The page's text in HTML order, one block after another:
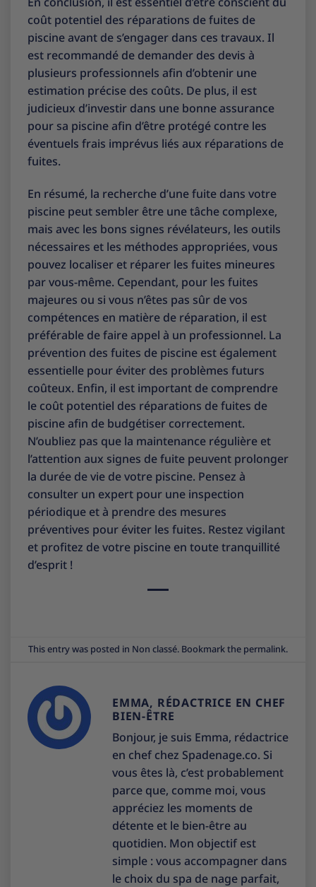
coût potentiel des réparations de fuites de
piscine avant de s’engager dans ces travaux. Il
est recommandé de demander des devis à
plusieurs professionnels afin d’obtenir une
estimation précise des coûts. De plus, il est
judicieux d’investir dans une bonne assurance
pour sa piscine afin d’être protégé contre les
éventuels frais imprévus liés aux réparations de
fuites.
En résumé, la recherche d’une fuite dans votre
piscine peut sembler être une tâche complexe,
mais avec les bons signes révélateurs, les outils
nécessaires et les méthodes appropriées, vous
pouvez localiser et réparer les fuites mineures
par vous-même. Cependant, pour les fuites
majeures ou si vous n’êtes pas sûr de vos
compétences en matière de réparation, il est
préférable de faire appel à un professionnel. La
prévention des fuites de piscine est également
essentielle pour éviter des problèmes futurs
coûteux. Enfin, il est important de comprendre
le coût potentiel des réparations de fuites de
piscine afin de budgétiser correctement.
N’oubliez pas que la maintenance régulière et
l’attention aux signes de fuite peuvent prolonger
la durée de vie de votre piscine. Pensez à
consulter un expert pour une inspection
périodique et à prendre des mesures
préventives pour éviter les fuites. Restez vigilant
et profitez de votre piscine en toute tranquillité
d’esprit !
This entry was posted in Non classé. Bookmark the permalink.
EMMA, RÉDACTRICE EN CHEF
BIEN-ÊTRE
Bonjour, je suis Emma, rédactrice
en chef chez Spadenage.co. Si
vous êtes là, c’est probablement
parce que, comme moi, vous
appréciez les moments de
détente et le bien-être au
quotidien. Mon objectif est
simple : vous accompagner dans
le choix du spa de nage parfait,